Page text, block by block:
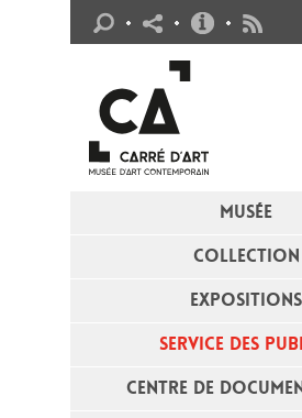
MUSÉE
COLLECTION
EXPOSITIONS
SERVICE DES
CENTRE DE
Infos pratiques